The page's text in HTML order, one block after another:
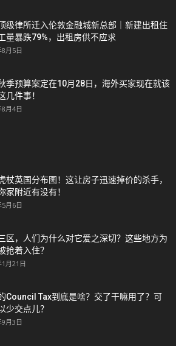
级律所迁入伦敦金融城新总部｜新建出租住
量暴跌79%，出租房供不应求
月5日
季预算案定在10月28日，海外买家现在就该
几件事！
月4日
杖英国分布图！这让房子迅速掉价的杀手，
家附近有没有！
月6日
区，人们为什么对它爱之深切？这些地方为
抢着入住？
月21日
Council Tax到底是啥？交了干嘛用了？可
少交点儿？
月3日